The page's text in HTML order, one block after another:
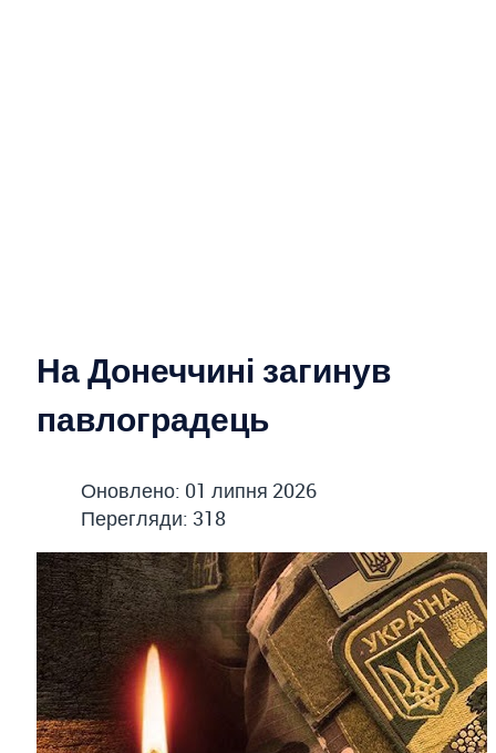
На Донеччині загинув
павлоградець
Оновлено: 01 липня 2026
Перегляди: 318